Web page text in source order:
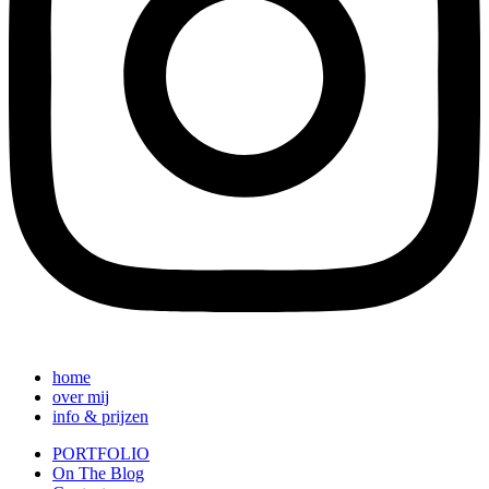
home
over mij
info & prijzen
PORTFOLIO
On The Blog